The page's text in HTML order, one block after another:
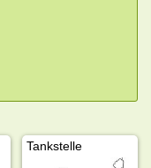
Tankstelle